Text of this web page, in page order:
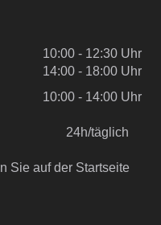
10:00 - 12:30 Uhr
14:00 - 18:00 Uhr
10:00 - 14:00 Uhr
24h/täglich
Sie auf der Startseite